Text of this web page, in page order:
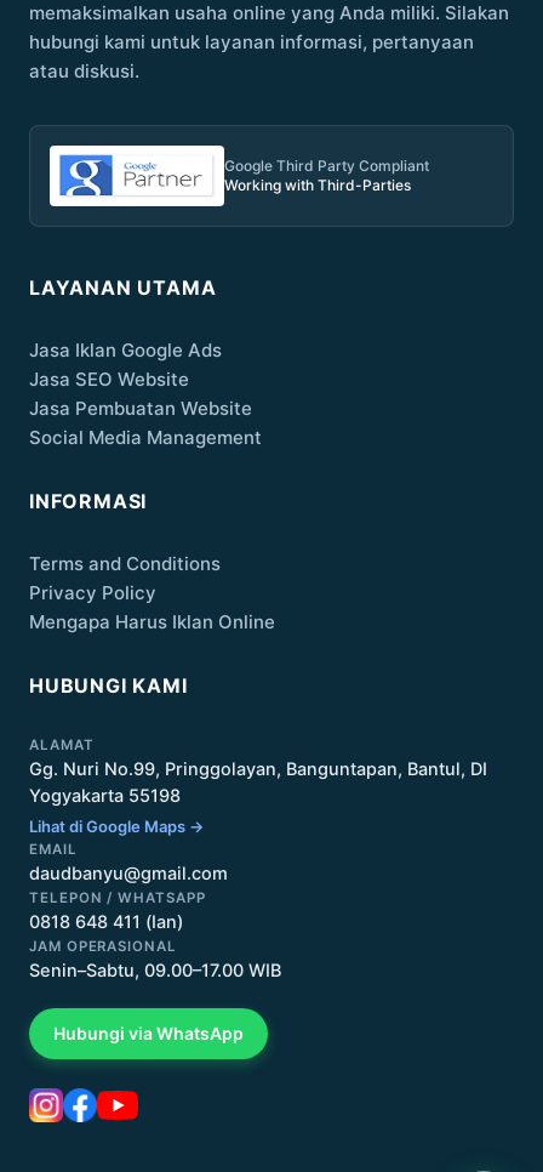
memaksimalkan usaha online yang Anda miliki. Silakan
hubungi kami untuk layanan informasi, pertanyaan
atau diskusi.
Google Third Party Compliant
Working with Third-Parties
LAYANAN UTAMA
Jasa Iklan Google Ads
Jasa SEO Website
Jasa Pembuatan Website
Social Media Management
INFORMASI
Terms and Conditions
Privacy Policy
Mengapa Harus Iklan Online
HUBUNGI KAMI
ALAMAT
Gg. Nuri No.99, Pringgolayan, Banguntapan, Bantul, DI
Yogyakarta 55198
Lihat di Google Maps →
EMAIL
daudbanyu@gmail.com
TELEPON / WHATSAPP
0818 648 411 (Ian)
JAM OPERASIONAL
Senin–Sabtu, 09.00–17.00 WIB
Hubungi via WhatsApp